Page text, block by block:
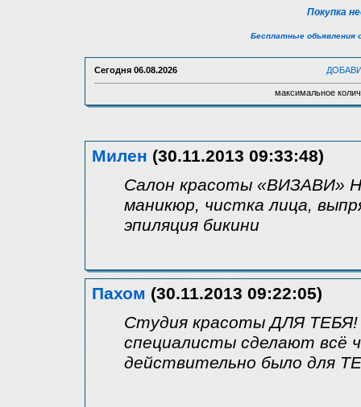
Покупка
Бесплатные объявления
Сегодня 06.08.2026
максимальное
Милен (30.11.2013 09:33:48)
Салон красоты «ВИЗАВИ»
маникюр, чистка лица,
эпиляция бикини
Пахом (30.11.2013 09:22:05)
Студия красоты ДЛЯ
специалисты сделают всё
действительно было для